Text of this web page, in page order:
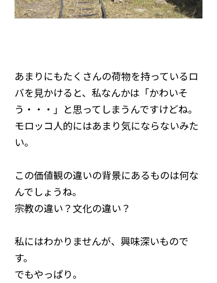
あまりにもたくさんの荷物を持っているロ
バを見かけると、私なんかは「かわいそ
う・・・」と思ってしまうんですけどね。
モロッコ人的にはあまり気にならないみた
い。
この価値観の違いの背景にあるものは何な
んでしょうね。
宗教の違い？文化の違い？
私にはわかりませんが、興味深いもので
す。
でもやっぱり。